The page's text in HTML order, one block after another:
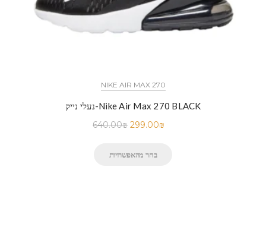
NIKE AIR MAX 270
נעלי נייק-Nike Air Max 270 BLACK
640.00₪ 299.00₪
בחר מהאפשרויות